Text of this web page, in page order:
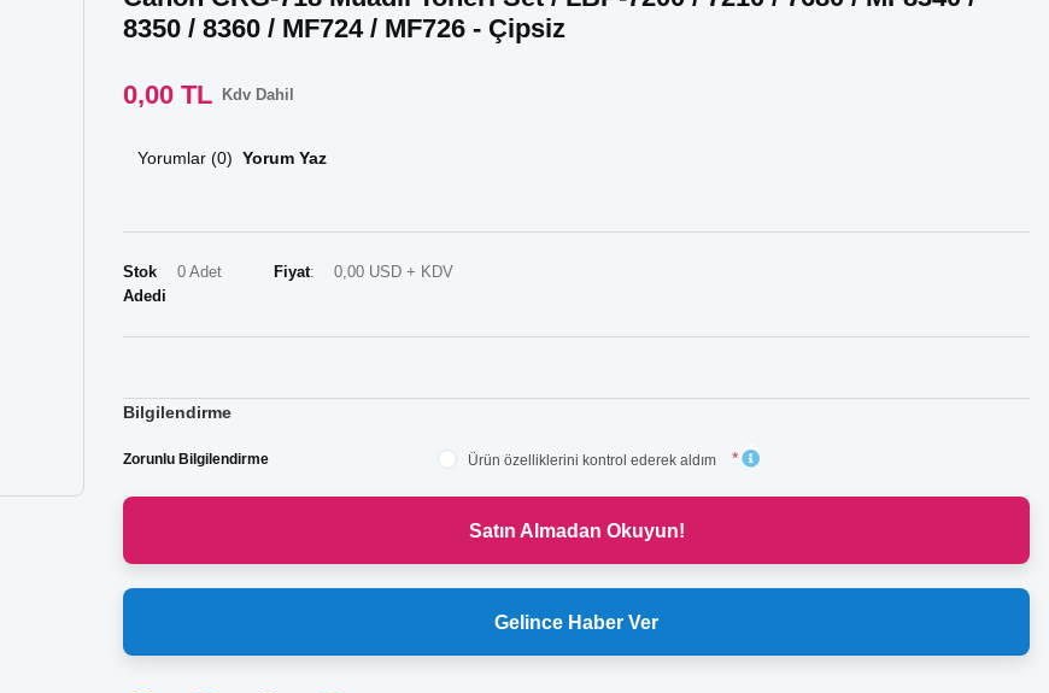
8350 / 8360 / MF724 / MF726 - Çipsiz
0,00 TL Kdv Dahil
Yorumlar (0) Yorum Yaz
Stok
Adedi
0 Adet Fiyat 0,00 USD + KDV
Bilgilendirme
Zorunlu Bilgilendirme Ürün özelliklerini kontrol ederek aldım *
Satın Almadan Okuyun!
Gelince Haber Ver